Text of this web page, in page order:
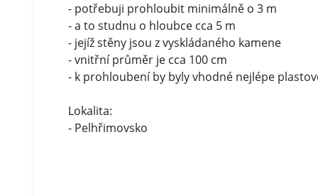
- potřebuji prohloubit minimálně o 3 m
- a to studnu o hloubce cca 5 m
- jejíž stěny jsou z vyskládaného kamene
- vnitřní průměr je cca 100 cm
- k prohloubení by byly vhodné nejlépe
Lokalita:
- Pelhřimovsko